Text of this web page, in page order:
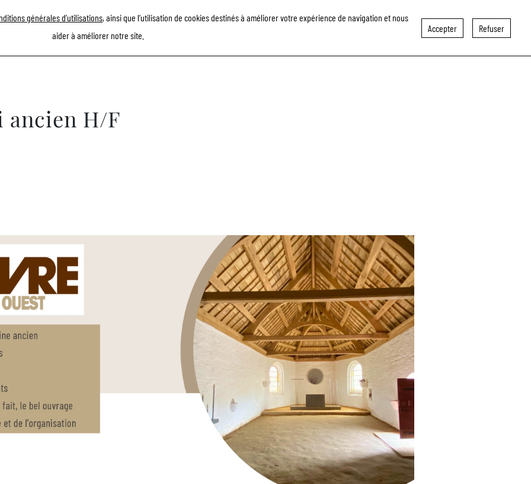
générales d’utilisations, ainsi que l’utilisation de cookies destinés à améliorer votre expérience de navigation et nous
aider à améliorer notre site.
Accepter Refuser
- Menu FR
PRÉSENTATION SAVOIR-FAIRE RÉFÉRENCES ACTUALITÉS RECRUTEMENT CONTACT
ancien H/F